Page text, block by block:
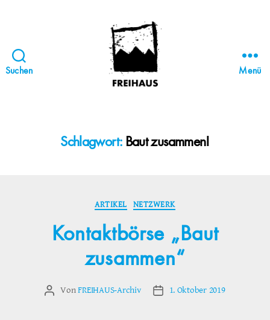
Suchen
STATTBAU
HAMBURG
Menü
Schlagwort: Baut zusammen!
Kategorien
ARTIKEL NETZWERK
Kontaktbörse „Baut
zusammen“
Beitragsautor
VonFREIHAUS-Archiv Veröffentlichungsdatum
1. Oktober 2019